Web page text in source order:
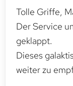
Tolle Griffe,
Der Service
geklappt.
Dieses
weiter zu